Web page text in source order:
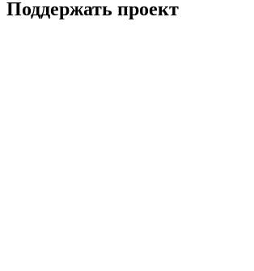
Поддержать проект